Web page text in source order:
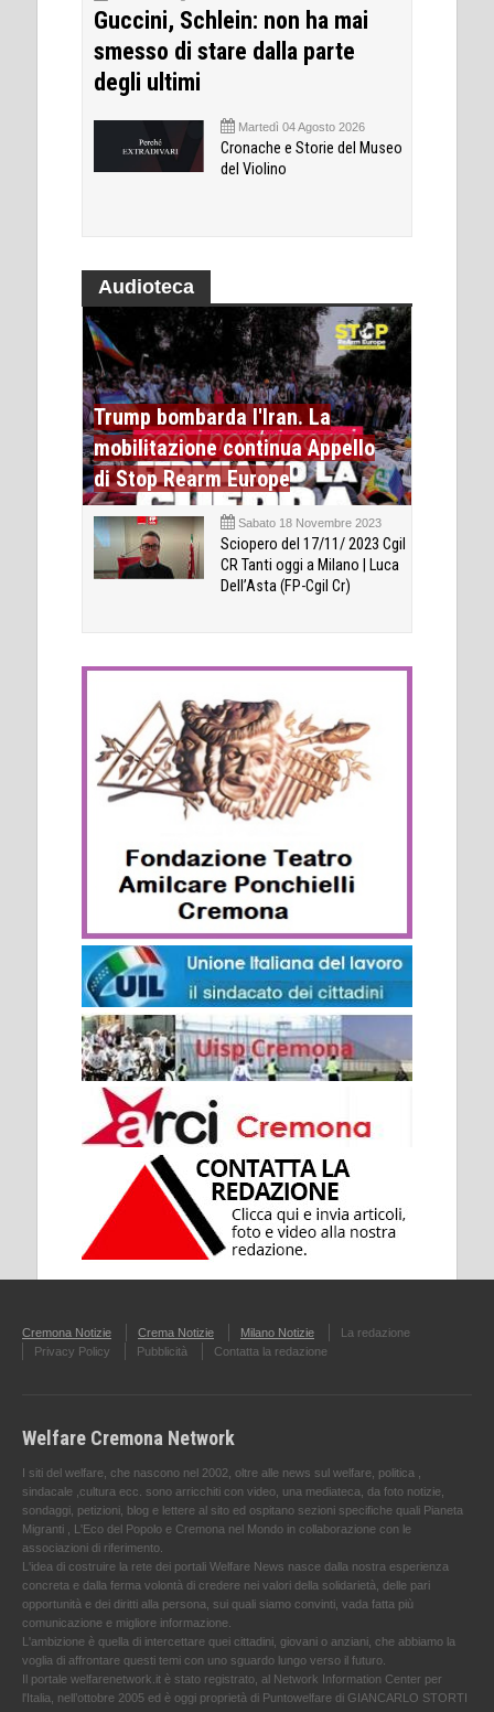
Guccini, Schlein: non ha mai
smesso di stare dalla parte
degli ultimi
Martedì 04 Agosto 2026
Cronache e Storie del Museo
del Violino
Audioteca
Trump bombarda l'Iran. La
mobilitazione continua Appello
di Stop Rearm Europe
Sabato 18 Novembre 2023
Sciopero del 17/11/ 2023 Cgil
CR Tanti oggi a Milano | Luca
Dell’Asta (FP-Cgil Cr)
Cremona Notizie Crema Notizie Milano Notizie
La redazione
Privacy Policy
Pubblicità Contatta la redazione
Welfare Cremona Network
I siti del welfare, che nascono nel 2002, oltre alle news sul welfare, politica ,
sindacale ,cultura ecc. sono arricchiti con video, una mediateca, da foto notizie,
sondaggi, petizioni, blog e lettere al sito ed ospitano sezioni specifiche quali Pianeta
Migranti , L'Eco del Popolo e Cremona nel Mondo in collaborazione con le
associazioni di riferimento.
L'idea di costruire la rete dei portali Welfare News nasce dalla nostra esperienza
concreta e dalla ferma volontà di credere nei valori della solidarietà, delle pari
opportunità e dei diritti alla persona, sui quali siamo convinti, vada fatta più
comunicazione e migliore informazione.
L'ambizione è quella di intercettare quei cittadini, giovani o anziani, che abbiamo la
voglia di affrontare questi temi con uno sguardo lungo verso il futuro.
Il portale welfarenetwork.it è stato registrato, al Network Information Center per
l'Italia, nell’ottobre 2005 ed è oggi proprietà di Puntowelfare di GIANCARLO STORTI